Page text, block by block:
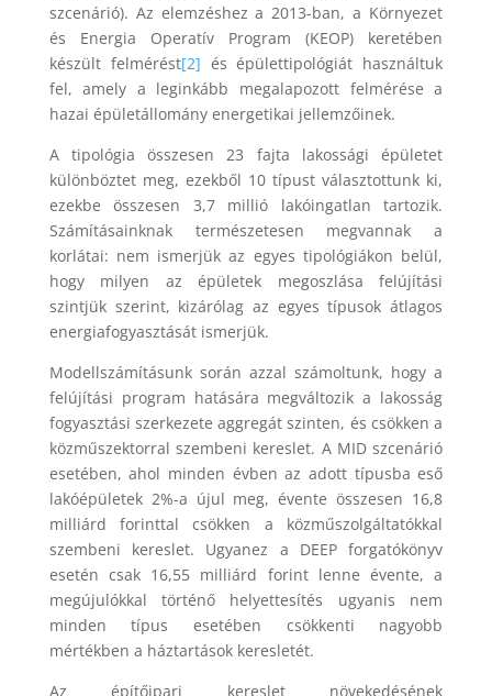
szcenárió). Az elemzéshez a 2013-ban, a Környezet
és Energia Operatív Program (KEOP) keretében
készült felmérést[2] és épülettipológiát használtuk
fel, amely a leginkább megalapozott felmérése a
hazai épületállomány energetikai jellemzőinek.
A tipológia összesen 23 fajta lakossági épületet
különböztet meg, ezekből 10 típust választottunk ki,
ezekbe összesen 3,7 millió lakóingatlan tartozik.
Számításainknak természetesen megvannak a
korlátai: nem ismerjük az egyes tipológiákon belül,
hogy milyen az épületek megoszlása felújítási
szintjük szerint, kizárólag az egyes típusok átlagos
energiafogyasztását ismerjük.
Modellszámításunk során azzal számoltunk, hogy a
felújítási program hatására megváltozik a lakosság
fogyasztási szerkezete aggregát szinten, és csökken a
közműszektorral szembeni kereslet. A MID szcenárió
esetében, ahol minden évben az adott típusba eső
lakóépületek 2%-a újul meg, évente összesen 16,8
milliárd forinttal csökken a közműszolgáltatókkal
szembeni kereslet. Ugyanez a DEEP forgatókönyv
esetén csak 16,55 milliárd forint lenne évente, a
megújulókkal történő helyettesítés ugyanis nem
minden típus esetében csökkenti nagyobb
mértékben a háztartások keresletét.
Az építőipari kereslet növekedésének